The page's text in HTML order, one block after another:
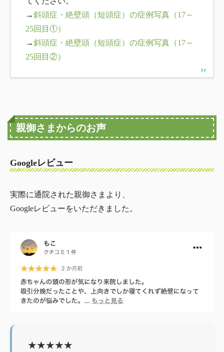
→斜頭症・絶壁頭（短頭症）の症例写真（17～
25回目①）
→斜頭症・絶壁頭（短頭症）の症例写真（17～
25回目②）
親御さまからのお声
Googleレビュー
実際に通院された親御さまより、
Googleレビューをいただきました。
★★★★★